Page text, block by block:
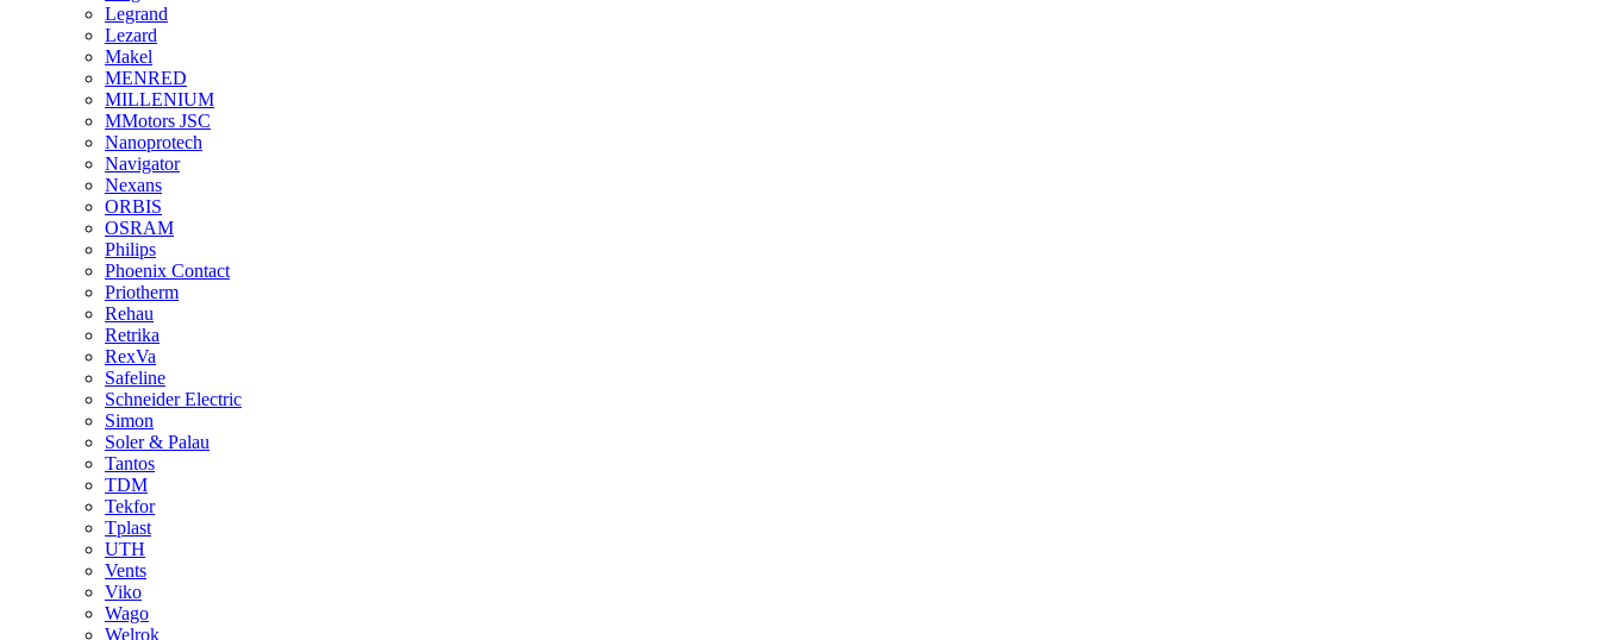
Legrand
Lezard
Makel
MENRED
MILLENIUM
MMotors JSC
Nanoprotech
Navigator
Nexans
ORBIS
OSRAM
Philips
Phoenix Contact
Priotherm
Rehau
Retrika
RexVa
Safeline
Schneider Electric
Simon
Soler & Palau
Tantos
TDM
Tekfor
Tplast
UTH
Vents
Viko
Wago
Welrok